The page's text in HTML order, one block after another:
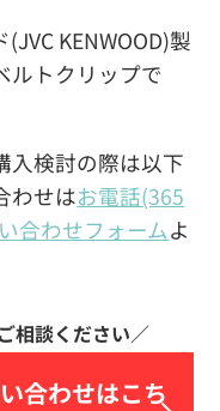
KENWOOD)製
ルトクリップで
入検討の際は以下
わせはお電話(365
合わせフォームよ
合わせはこち